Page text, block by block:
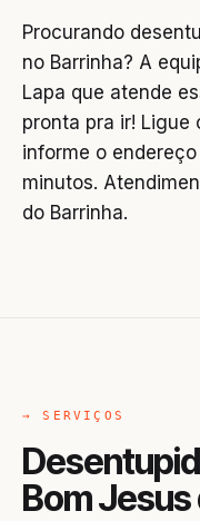
Procurando
no Barrinha? A
Lapa que atende
pronta pra ir! Ligue
informe o
minutos.
do Barrinha.
→ SERVIÇOS
Bom Jesus